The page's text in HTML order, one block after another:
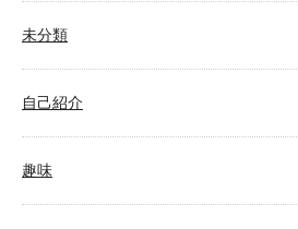
未分類
自己紹介
趣味